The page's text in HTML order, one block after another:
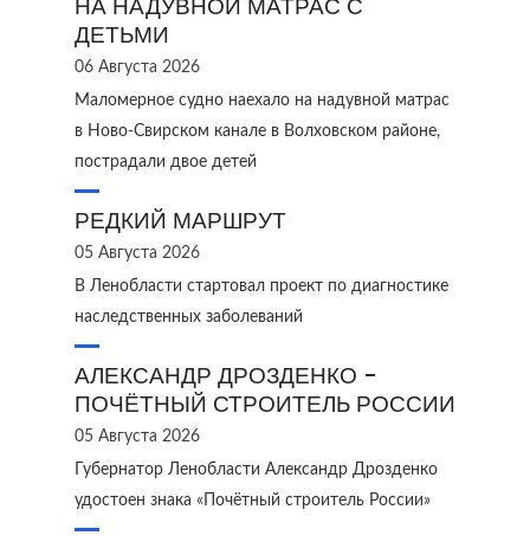
НА НАДУВНОЙ МАТРАС С
ДЕТЬМИ
06 Августа 2026
Маломерное судно наехало на надувной матрас
в Ново‑Свирском канале в Волховском районе,
пострадали двое детей
РЕДКИЙ МАРШРУТ
05 Августа 2026
В Ленобласти стартовал проект по диагностике
наследственных заболеваний
АЛЕКСАНДР ДРОЗДЕНКО -
ПОЧЁТНЫЙ СТРОИТЕЛЬ РОССИИ
05 Августа 2026
Губернатор Ленобласти Александр Дрозденко
удостоен знака «Почётный строитель России»